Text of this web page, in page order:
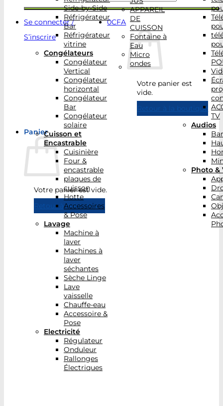
Se connecter /
S’inscrire
0CFA
Votre panier est
vide.
Retour à la boutique
Panier
Votre panier est vide.
Retour à la boutique
Side-by-Side
Réfrigérateur
Bar
Réfrigérateur
vitrine
Congélateurs
Congélateur
Vertical
Congélateur
horizontal
Congélateur
Bar
Congélateur
solaire
Cuisson et
Encastrable
Cuisinière
Four &
encastrable
plaques de
cuisson
Hotte
Accessoires
& Pose
Lavage
Machine à
laver
Machines à
laver
séchantes
Sèche Linge
Lave
vaisselle
Chauffe-eau
Accessoire &
Pose
Electricité
Régulateur
Onduleur
Rallonges
Électriques
APPAREIL
DE
CUISSON
Fontaine à
Eau
Micro
ondes
TV
Audios
Photo &